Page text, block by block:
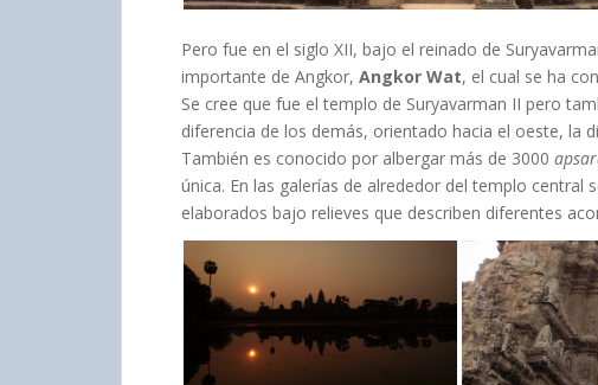
Pero fue en el siglo XII, bajo el reinado de
importante de Angkor, Angkor Wat, el cual se ha
Se cree que fue el templo de Suryavarman II pero
diferencia de los demás, orientado hacia el oeste, la
También es conocido por albergar más de 3000
única. En las galerías de alrededor del templo central
elaborados bajo relieves que describen diferentes